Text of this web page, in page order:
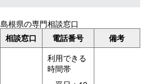
島根県の専門相談窓口
相談窓口 電話番号 備考
利用できる
時間帯